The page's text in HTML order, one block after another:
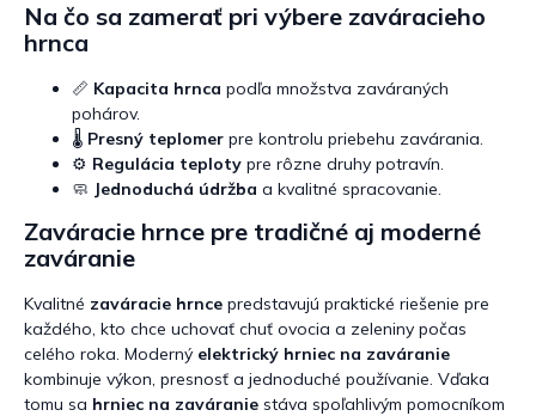
Na čo sa zamerať pri výbere zaváracieho
hrnca
📏 Kapacita hrnca podľa množstva zaváraných
pohárov.
🌡️ Presný teplomer pre kontrolu priebehu zavárania.
⚙️ Regulácia teploty pre rôzne druhy potravín.
🧼 Jednoduchá údržba a kvalitné spracovanie.
Zaváracie hrnce pre tradičné aj moderné
zaváranie
Kvalitné zaváracie hrnce predstavujú praktické riešenie pre
každého, kto chce uchovať chuť ovocia a zeleniny počas
celého roka. Moderný elektrický hrniec na zaváranie
kombinuje výkon, presnosť a jednoduché používanie. Vďaka
tomu sa hrniec na zaváranie stáva spoľahlivým pomocníkom